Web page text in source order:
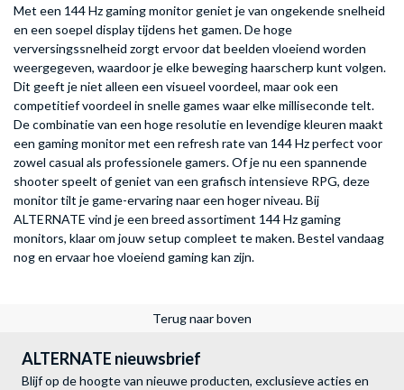
Met een 144 Hz gaming monitor geniet je van ongekende snelheid
en een soepel display tijdens het gamen. De hoge
verversingssnelheid zorgt ervoor dat beelden vloeiend worden
weergegeven, waardoor je elke beweging haarscherp kunt volgen.
Dit geeft je niet alleen een visueel voordeel, maar ook een
competitief voordeel in snelle games waar elke milliseconde telt.
De combinatie van een hoge resolutie en levendige kleuren maakt
een gaming monitor met een refresh rate van 144 Hz perfect voor
zowel casual als professionele gamers. Of je nu een spannende
shooter speelt of geniet van een grafisch intensieve RPG, deze
monitor tilt je game-ervaring naar een hoger niveau. Bij
ALTERNATE vind je een breed assortiment 144 Hz gaming
monitors, klaar om jouw setup compleet te maken. Bestel vandaag
nog en ervaar hoe vloeiend gaming kan zijn.
Terug naar boven
ALTERNATE nieuwsbrief
Blijf op de hoogte van nieuwe producten, exclusieve acties en